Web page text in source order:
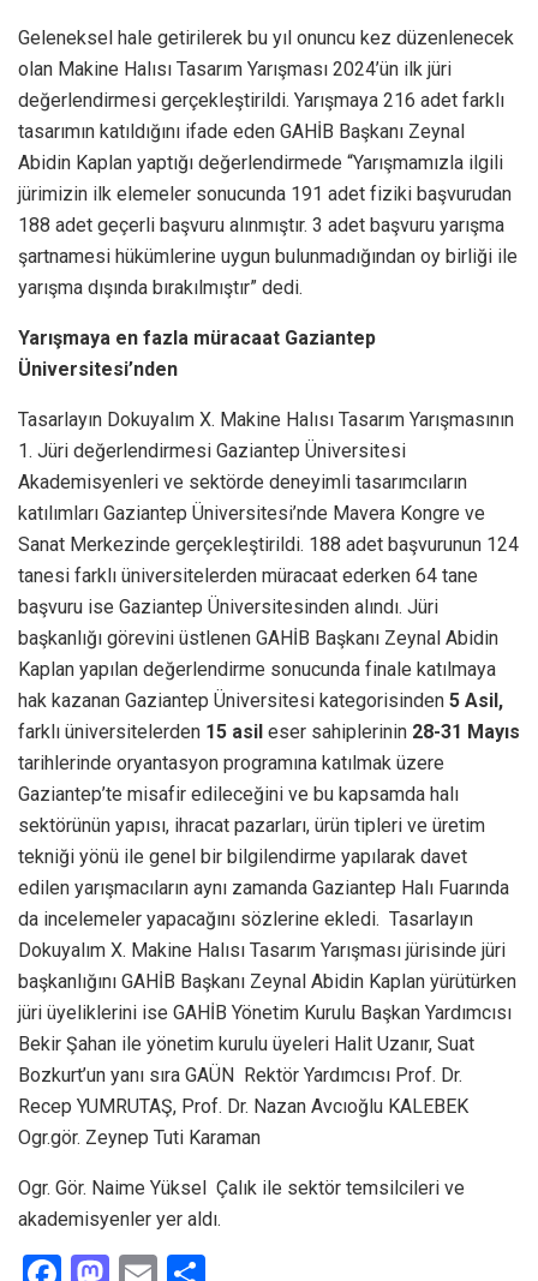
Geleneksel hale getirilerek bu yıl onuncu kez düzenlenecek
olan Makine Halısı Tasarım Yarışması 2024’ün ilk jüri
değerlendirmesi gerçekleştirildi. Yarışmaya 216 adet farklı
tasarımın katıldığını ifade eden GAHİB Başkanı Zeynal
Abidin Kaplan yaptığı değerlendirmede “Yarışmamızla ilgili
jürimizin ilk elemeler sonucunda 191 adet fiziki başvurudan
188 adet geçerli başvuru alınmıştır. 3 adet başvuru yarışma
şartnamesi hükümlerine uygun bulunmadığından oy birliği ile
yarışma dışında bırakılmıştır” dedi.
Yarışmaya en fazla müracaat Gaziantep
Üniversitesi’nden
Tasarlayın Dokuyalım X. Makine Halısı Tasarım Yarışmasının
1. Jüri değerlendirmesi Gaziantep Üniversitesi
Akademisyenleri ve sektörde deneyimli tasarımcıların
katılımları Gaziantep Üniversitesi’nde Mavera Kongre ve
Sanat Merkezinde gerçekleştirildi. 188 adet başvurunun 124
tanesi farklı üniversitelerden müracaat ederken 64 tane
başvuru ise Gaziantep Üniversitesinden alındı. Jüri
başkanlığı görevini üstlenen GAHİB Başkanı Zeynal Abidin
Kaplan yapılan değerlendirme sonucunda finale katılmaya
hak kazanan Gaziantep Üniversitesi kategorisinden 5 Asil,
farklı üniversitelerden 15 asil eser sahiplerinin 28-31 Mayıs
tarihlerinde oryantasyon programına katılmak üzere
Gaziantep’te misafir edileceğini ve bu kapsamda halı
sektörünün yapısı, ihracat pazarları, ürün tipleri ve üretim
tekniği yönü ile genel bir bilgilendirme yapılarak davet
edilen yarışmacıların aynı zamanda Gaziantep Halı Fuarında
da incelemeler yapacağını sözlerine ekledi. Tasarlayın
Dokuyalım X. Makine Halısı Tasarım Yarışması jürisinde jüri
başkanlığını GAHİB Başkanı Zeynal Abidin Kaplan yürütürken
jüri üyeliklerini ise GAHİB Yönetim Kurulu Başkan Yardımcısı
Bekir Şahan ile yönetim kurulu üyeleri Halit Uzanır, Suat
Bozkurt’un yanı sıra GAÜN Rektör Yardımcısı Prof. Dr.
Recep YUMRUTAŞ, Prof. Dr. Nazan Avcıoğlu KALEBEK
Ogr.gör. Zeynep Tuti Karaman
Ogr. Gör. Naime Yüksel Çalık ile sektör temsilcileri ve
akademisyenler yer aldı.